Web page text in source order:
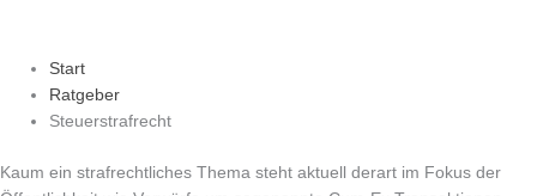
Start
Ratgeber
Steuerstrafrecht
Kaum ein strafrechtliches Thema steht aktuell derart im Fokus der